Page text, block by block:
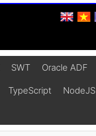
SWT Oracle ADF
TypeScript NodeJS